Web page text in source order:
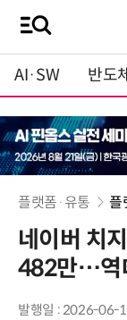
AI·SW 반도체
플랫폼·유통 플
네이버 치
482만…역
발행일 : 2026-06-